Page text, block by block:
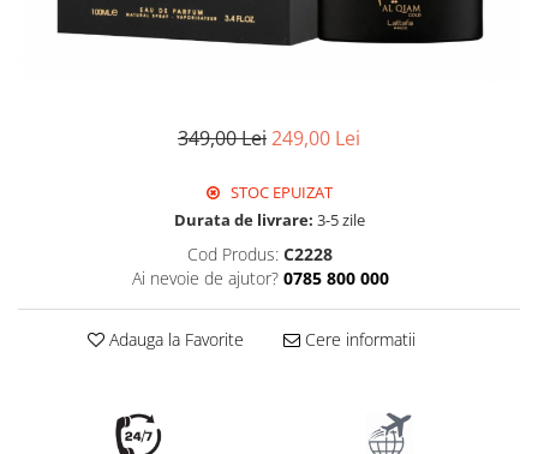
349,00 Lei249,00 Lei
STOC EPUIZAT
Durata de livrare: 3-5 zile
Cod Produs: C2228
Ai nevoie de ajutor? 0785 800 000
Adauga la Favorite Cere informatii